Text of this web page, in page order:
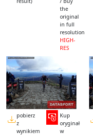
the
original
in full
resolution
HIGH-
RES
pobierz
z
wynikiem
Kup
oryginał
w